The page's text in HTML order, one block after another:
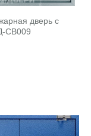
дверь с
СВ009